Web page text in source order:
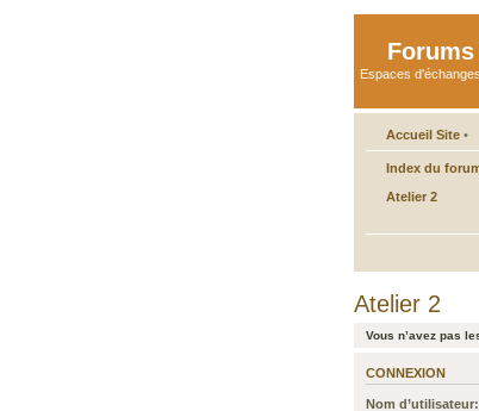
Espaces
Accueil Site •
Index du
Atelier 2
Atelier 2
Vous n’avez pas
CONNEXION
Nom d’utilisateur: